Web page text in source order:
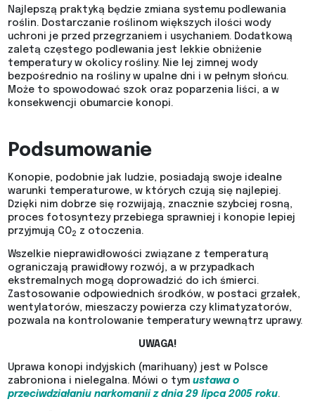
Najlepszą praktyką będzie zmiana systemu podlewania
roślin. Dostarczanie roślinom większych ilości wody
uchroni je przed przegrzaniem i usychaniem. Dodatkową
zaletą częstego podlewania jest lekkie obniżenie
temperatury w okolicy rośliny. Nie lej zimnej wody
bezpośrednio na rośliny w upalne dni i w pełnym słońcu.
Może to spowodować szok oraz poparzenia liści, a w
konsekwencji obumarcie konopi.
Podsumowanie
Konopie, podobnie jak ludzie, posiadają swoje idealne
warunki temperaturowe, w których czują się najlepiej.
Dzięki nim dobrze się rozwijają, znacznie szybciej rosną,
proces fotosyntezy przebiega sprawniej i konopie lepiej
przyjmują CO2 z otoczenia.
Wszelkie nieprawidłowości związane z temperaturą
ograniczają prawidłowy rozwój, a w przypadkach
ekstremalnych mogą doprowadzić do ich śmierci.
Zastosowanie odpowiednich środków, w postaci grzałek,
wentylatorów, mieszaczy powierza czy klimatyzatorów,
pozwala na kontrolowanie temperatury wewnątrz uprawy.
UWAGA!
Uprawa konopi indyjskich (marihuany) jest w Polsce
zabroniona i nielegalna. Mówi o tym ustawa o
przeciwdziałaniu narkomanii z dnia 29 lipca 2005 roku.